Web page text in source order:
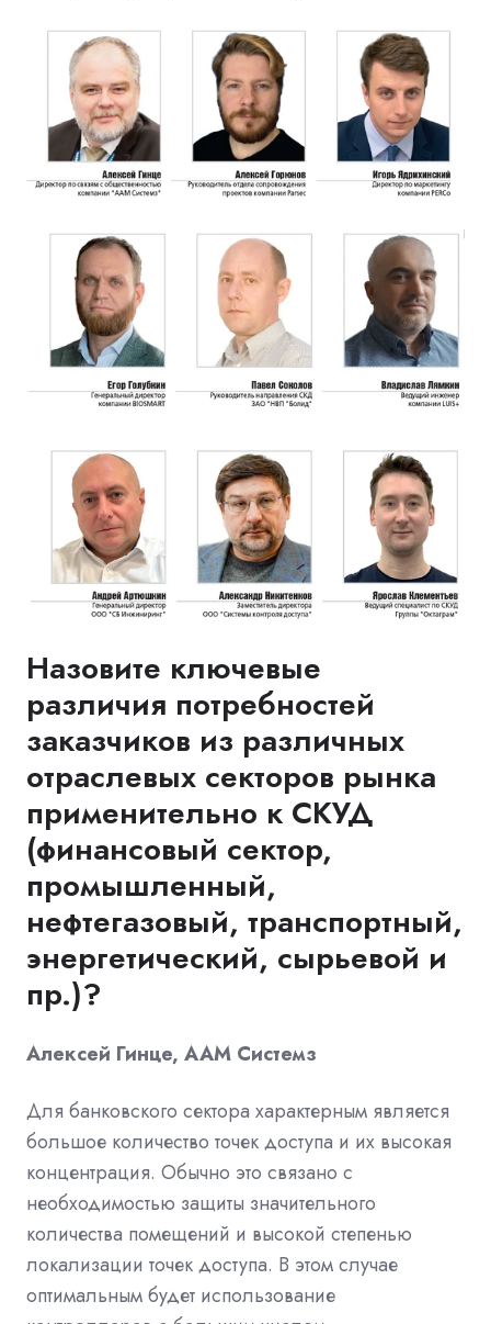
Назовите ключевые
различия потребностей
заказчиков из различных
отраслевых секторов рынка
применительно к СКУД
(финансовый сектор,
промышленный,
нефтегазовый, транспортный,
энергетический, сырьевой и
пр.)?
Алексей Гинце, ААМ Системз
Для банковского сектора характерным является
большое количество точек доступа и их высокая
концентрация. Обычно это связано с
необходимостью защиты значительного
количества помещений и высокой степенью
локализации точек доступа. В этом случае
оптимальным будет использование